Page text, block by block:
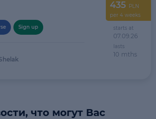
Sign up
435 PLN
per 4 weeks
starts at
07.09.26
lasts
10 mths
что могут Вас